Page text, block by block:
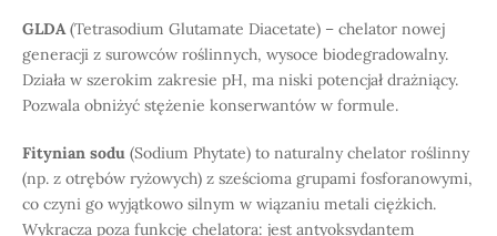
GLDA(Tetrasodium Glutamate Diacetate) – chelator nowej
generacji z surowców roślinnych, wysoce biodegradowalny.
Działa w szerokim zakresie pH, ma niski potencjał drażniący.
Pozwala obniżyć stężenie konserwantów w formule.
Fitynian sodu (Sodium Phytate) to naturalny chelator roślinny
(np. z otrębów ryżowych) z sześcioma grupami fosforanowymi,
co czyni go wyjątkowo silnym w wiązaniu metali ciężkich.
Wykracza poza funkcję chelatora: jest antyoksydantem